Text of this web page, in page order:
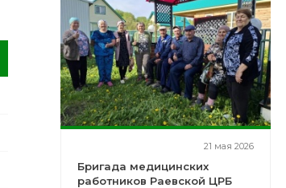
21 мая 2026
Бригада медицинских
работников Раевской ЦРБ